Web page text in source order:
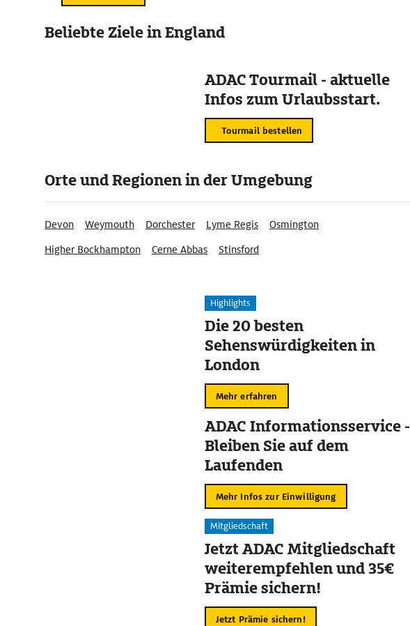
Beliebte Ziele in England
ADAC Tourmail - aktuelle
Infos zum Urlaubsstart.
Tourmail bestellen
Orte und Regionen in der Umgebung
Devon Weymouth Dorchester Lyme Regis
Osmington
Higher Bockhampton
Cerne Abbas Stinsford
Highlights
Die 20 besten
Sehenswürdigkeiten in
London
Mehr erfahren
ADAC Informationsservice -
Bleiben Sie auf dem
Laufenden
Mehr Infos zur Einwilligung
Mitgliedschaft
Jetzt ADAC Mitgliedschaft
weiterempfehlen und 35€
Prämie sichern!
Jetzt Prämie sichern!